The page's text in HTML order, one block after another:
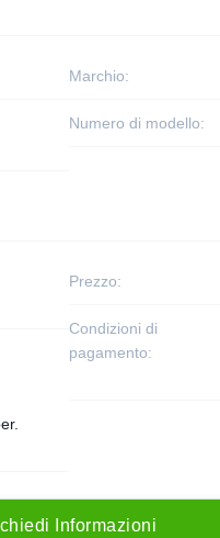
Marchio:
Numero di modello:
Prezzo:
Condizioni di
pagamento:
chiedi nformazioni